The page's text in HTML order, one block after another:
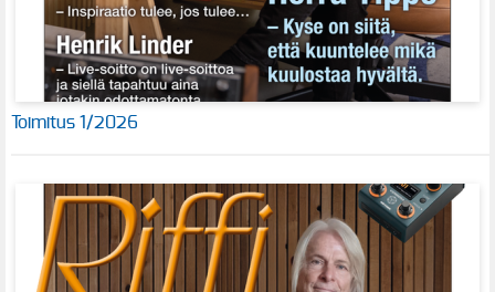
Toimitus 1/2026